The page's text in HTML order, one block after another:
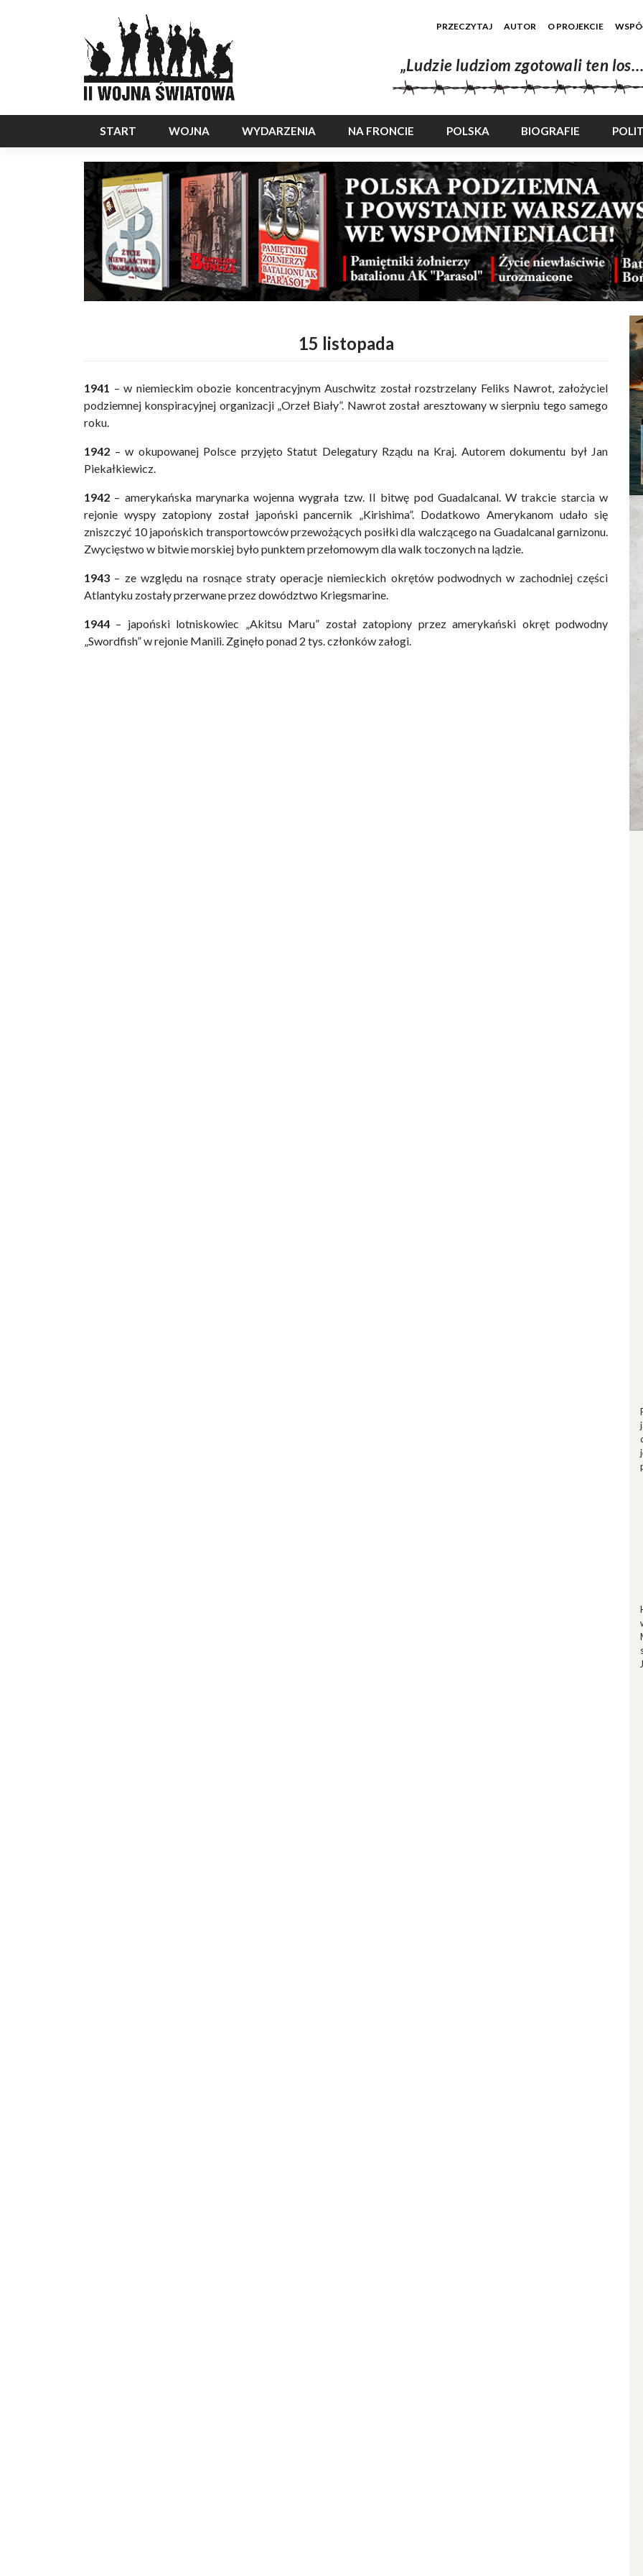
PRZECZYTAJ AUTOR O PROJEKCIE
„Ludzie ludziom zgotowali ten
START WOJNA WYDARZENIA NA FRONCIE POLSKA BIOGRAFIE
15 listopada
1941 – w niemieckim obozie koncentracyjnym Auschwitz został rozstrzelany Feliks Nawrot, założyciel
podziemnej konspiracyjnej organizacji „Orzeł Biały”. Nawrot został aresztowany w sierpniu tego samego
roku.
1942 – w okupowanej Polsce przyjęto Statut Delegatury Rządu na Kraj. Autorem dokumentu był Jan
Piekałkiewicz.
1942 – amerykańska marynarka wojenna wygrała tzw. II bitwę pod Guadalcanal. W trakcie starcia w
rejonie wyspy zatopiony został japoński pancernik „Kirishima”. Dodatkowo Amerykanom udało się
zniszczyć 10 japońskich transportowców przewożących posiłki dla walczącego na Guadalcanal garnizonu.
Zwycięstwo w bitwie morskiej było punktem przełomowym dla walk toczonych na lądzie.
1943 – ze względu na rosnące straty operacje niemieckich okrętów podwodnych w zachodniej części
Atlantyku zostały przerwane przez dowództwo Kriegsmarine.
1944 – japoński lotniskowiec „Akitsu Maru” został zatopiony przez amerykański okręt podwodny
„Swordfish” w rejonie Manili. Zginęło ponad 2 tys. członków załogi.